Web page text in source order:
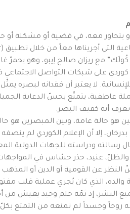
يتحاور معه، في قضية أو مشكلة أو
مع ريزان صالح إيبو، وهو يحمرّ
على شبكات التواصل
لا يعتبر أن فقدانه لبصره
عاطفية، يتمتّع بحسّ الدعابة
أنه كفيف البصر.
هو حالة عامة، وبين المبصرين هو
بدرخان، إلا أن الإعلام الكوردي لم
رسالته ودراسته للجهات الدولية
عنيد، حذر حسّاس في
النظر عن القومية أو الدين أو
والده، الذي كان يُجري عملية قلب
البشر، إذ ثمّة حلم وحيد يعيش من
روحاً وجسداً لم تمنعه من التمتع